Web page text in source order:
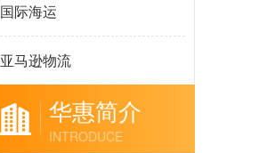
国际海运
亚马逊物流
华惠简介
INTRODUCE